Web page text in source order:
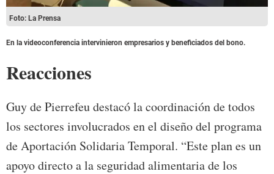
Foto: La Prensa
En la videoconferencia intervinieron empresarios y beneficiados del bono.
Reacciones
Guy de Pierrefeu destacó la coordinación de todos
los sectores involucrados en el diseño del programa
de Aportación Solidaria Temporal. “Este plan es un
apoyo directo a la seguridad alimentaria de los